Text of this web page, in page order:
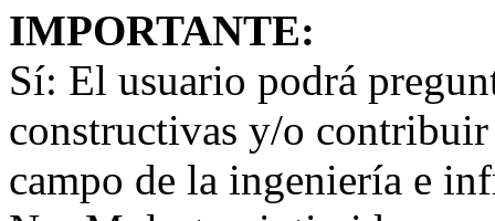
IMPORTANTE:
Sí: El usuario podrá
constructivas y/o
campo de la ingeniería e